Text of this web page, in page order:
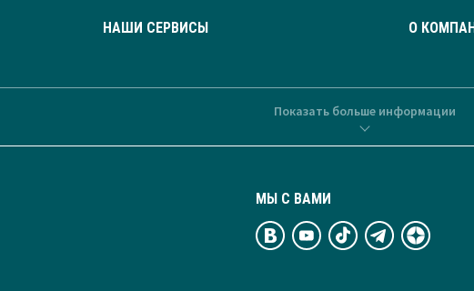
НАШИ СЕРВИСЫ О
Показать больше информации
МЫ С ВАМИ